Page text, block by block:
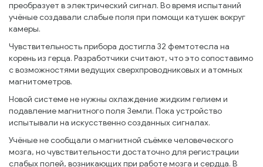
преобразует в электрический сигнал. Во время испытаний
учёные создавали слабые поля при помощи катушек вокруг
камеры.
Чувствительность прибора достигла 32 фемтотесла на
корень из герца. Разработчики считают, что это сопоставимо
с возможностями ведущих сверхпроводниковых и атомных
магнитометров.
Новой системе не нужны охлаждение жидким гелием и
подавление магнитного поля Земли. Пока устройство
испытывали на искусственно созданных сигналах.
Учёные не сообщали о магнитной съёмке человеческого
мозга, но чувствительности достаточно для регистрации
слабых полей, возникающих при работе мозга и сердца. В